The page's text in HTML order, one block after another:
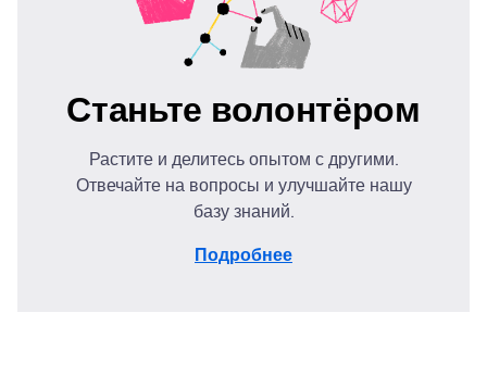
Станьте волонтёром
Растите и делитесь опытом с другими.
Отвечайте на вопросы и улучшайте нашу
базу знаний.
Подробнее